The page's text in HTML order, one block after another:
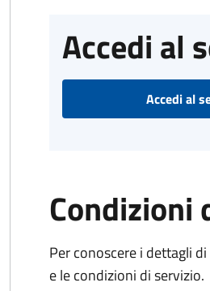
Accedi al
Accedi al
Condizioni
Per conoscere i dettagli
e le condizioni di servizio.